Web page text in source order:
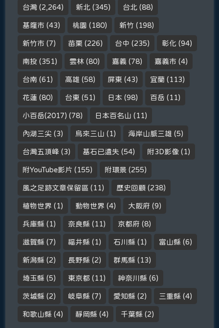
台灣 (2,264) 新北 (345) 台北 (88)
基隆市 (43) 桃園 (180) 新竹 (198)
新竹市 (7) 苗栗 (226) 台中 (235) 彰化 (94)
南投 (351) 雲林 (80) 嘉義 (78) 嘉義市 (4)
台南 (61) 高雄 (58) 屏東 (43) 宜蘭 (113)
花蓮 (80) 台東 (51) 日本 (98) 百岳 (11)
小百岳(2017) (78) 日本百名山 (11)
內湖三尖 (3) 烏來三山 (1) 海岸山脈三雄 (5)
台灣五頂峰 (3) 基石已遺失 (54) 附3D影像 (1)
附YouTube影片 (155) 附環景 (255)
風之足跡文章保留區 (11) 歷史回顧 (238)
植物世界 (1) 動物世界 (4) 大阪府 (9)
兵庫縣 (1) 奈良縣 (11) 京都府 (8)
滋賀縣 (7) 福井縣 (1) 石川縣 (1) 富山縣 (6)
新潟縣 (2) 長野縣 (2) 群馬縣 (13)
埼玉縣 (5) 東京都 (11) 神奈川縣 (6)
茨城縣 (2) 岐阜縣 (7) 愛知縣 (2) 三重縣 (4)
和歌山縣 (4) 靜岡縣 (4) 千葉縣 (2)